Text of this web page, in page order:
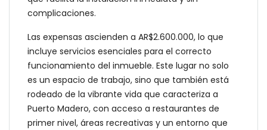
complicaciones.
Las expensas ascienden a AR$2.600.000, lo que
incluye servicios esenciales para el correcto
funcionamiento del inmueble. Este lugar no solo
es un espacio de trabajo, sino que también está
rodeado de la vibrante vida que caracteriza a
Puerto Madero, con acceso a restaurantes de
primer nivel, áreas recreativas y un entorno que